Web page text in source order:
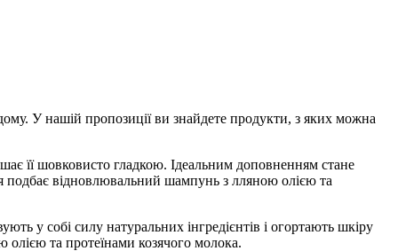
У нашій пропозиції ви знайдете продукти, з яких можна
її шовковисто гладкою. Ідеальним доповненням стане
подбає відновлювальний шампунь з лляною олією та
у собі силу натуральних інгредієнтів і огортають шкіру
та протеїнами козячого молока.